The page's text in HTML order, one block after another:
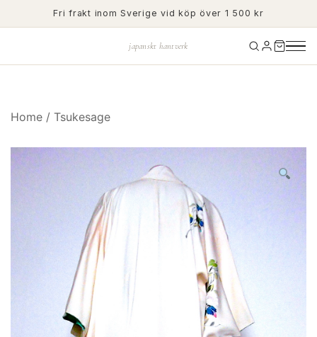
to
Fri frakt inom Sverige vid köp över 1 500 kr
japanskt hantverk
Home / Tsukesage